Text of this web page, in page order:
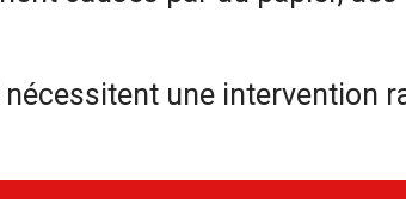
une intervention